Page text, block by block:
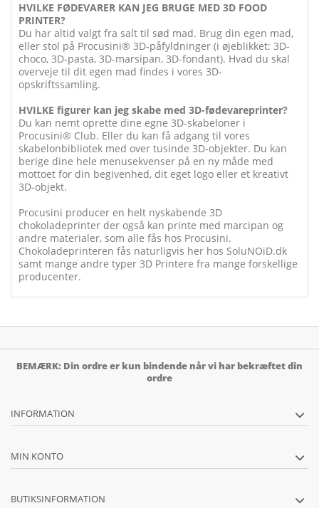
HVILKE FØDEVARER KAN JEG BRUGE MED 3D FOOD
PRINTER?
Du har altid valgt fra salt til sød mad. Brug din egen mad,
eller stol på Procusini® 3D-påfyldninger (i øjeblikket: 3D-
choco, 3D-pasta, 3D-marsipan, 3D-fondant). Hvad du skal
overveje til dit egen mad findes i vores 3D-
opskriftssamling.
HVILKE figurer kan jeg skabe med 3D-fødevareprinter?
Du kan nemt oprette dine egne 3D-skabeloner i
Procusini® Club. Eller du kan få adgang til vores
skabelonbibliotek med over tusinde 3D-objekter. Du kan
berige dine hele menusekvenser på en ny måde med
mottoet for din begivenhed, dit eget logo eller et kreativt
3D-objekt.
Procusini producer en helt nyskabende 3D
chokoladeprinter der også kan printe med marcipan og
andre materialer, som alle fås hos Procusini.
Chokoladeprinteren fås naturligvis her hos SoluNOiD.dk
samt mange andre typer 3D Printere fra mange forskellige
producenter.
BEMÆRK: Din ordre er kun bindende når vi har bekræftet din
ordre
INFORMATION
MIN KONTO
BUTIKSINFORMATION